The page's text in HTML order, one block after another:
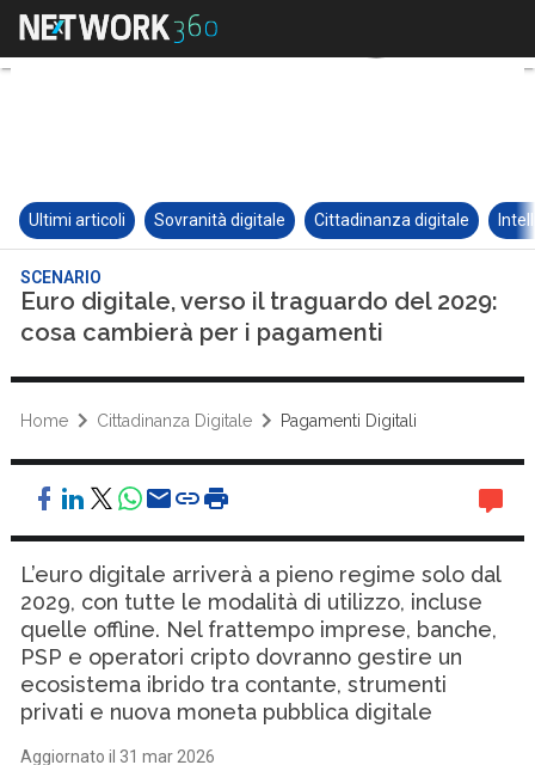
Ultimi articoli Sovranità digitale Cittadinanza digitale
SCENARIO
Euro digitale, verso il traguardo del 2029:
cosa cambierà per i pagamenti
Home Cittadinanza Digitale Pagamenti Digitali
L’euro digitale arriverà a pieno regime solo dal
2029, con tutte le modalità di utilizzo, incluse
quelle offline. Nel frattempo imprese, banche,
PSP e operatori cripto dovranno gestire un
ecosistema ibrido tra contante, strumenti
privati e nuova moneta pubblica digitale
Aggiornato il 31 mar 2026